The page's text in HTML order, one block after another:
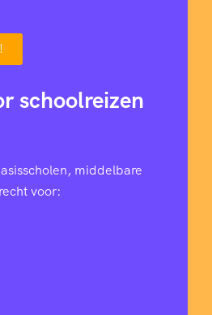
schoolreizen
middelbare
voor: